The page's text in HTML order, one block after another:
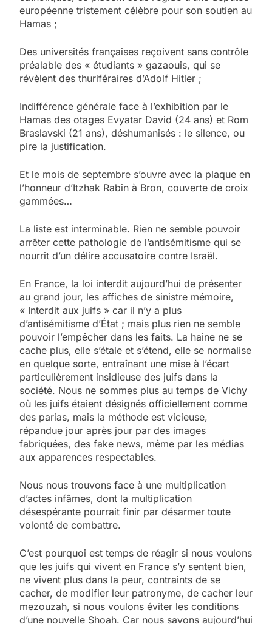
européenne tristement célèbre pour son soutien au
Hamas ;
Des universités françaises reçoivent sans contrôle
préalable des « étudiants » gazaouis, qui se
révèlent des thuriféraires d’Adolf Hitler ;
Indifférence générale face à l’exhibition par le
Hamas des otages Evyatar David (24 ans) et Rom
Braslavski (21 ans), déshumanisés : le silence, ou
pire la justification.
Et le mois de septembre s’ouvre avec la plaque en
l’honneur d’Itzhak Rabin à Bron, couverte de croix
gammées…
La liste est interminable. Rien ne semble pouvoir
arrêter cette pathologie de l’antisémitisme qui se
nourrit d’un délire accusatoire contre Israël.
En France, la loi interdit aujourd’hui de présenter
au grand jour, les affiches de sinistre mémoire,
« Interdit aux juifs » car il n’y a plus
d’antisémitisme d’État ; mais plus rien ne semble
pouvoir l’empêcher dans les faits. La haine ne se
cache plus, elle s’étale et s’étend, elle se normalise
en quelque sorte, entraînant une mise à l’écart
particulièrement insidieuse des juifs dans la
société. Nous ne sommes plus au temps de Vichy
où les juifs étaient désignés officiellement comme
des parias, mais la méthode est vicieuse,
répandue jour après jour par des images
fabriquées, des fake news, même par les médias
aux apparences respectables.
Nous nous trouvons face à une multiplication
d’actes infâmes, dont la multiplication
désespérante pourrait finir par désarmer toute
volonté de combattre.
C’est pourquoi est temps de réagir si nous voulons
que les juifs qui vivent en France s’y sentent bien,
ne vivent plus dans la peur, contraints de se
cacher, de modifier leur patronyme, de cacher leur
mezouzah, si nous voulons éviter les conditions
d’une nouvelle Shoah. Car nous savons aujourd’hui